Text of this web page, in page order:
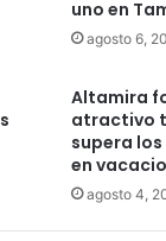
uno en
agosto 6,
Altamira
atractivo
supera
en
agosto 4,